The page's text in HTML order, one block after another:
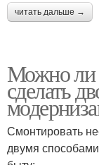
читать дальше →
Можно ли
сделать
Смонтировать
двумя